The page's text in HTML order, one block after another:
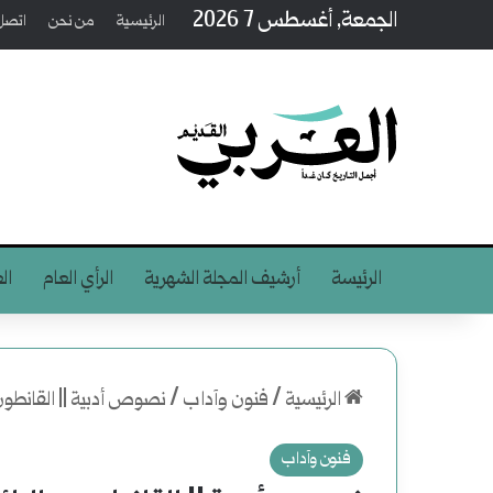
الجمعة, أغسطس 7 2026 الرئيسية من نحن
الرئيسة أرشيف المجلة الشهرية الرأي العام
الرئيسية /فنون وآداب /نصوص أدبية ||
فنون وآداب